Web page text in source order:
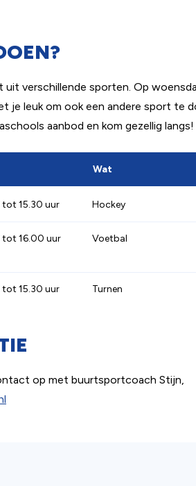
verschillende sporten. Op
je leuk om ook een andere sport te
aanbod en kom gezellig langs!
Wat
tot 15.30 uur Hockey
tot 16.00 uur Voetbal
tot 15.30 uur Turnen
op met buurtsportcoach Stijn,